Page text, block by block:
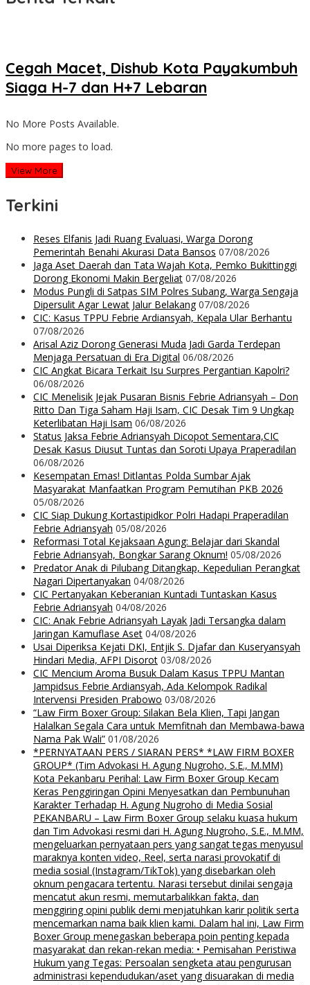
Cegah Macet, Dishub Kota Payakumbuh
Siaga H-7 dan H+7 Lebaran
No More Posts Available.
No more pages to load.
View More
Terkini
Reses Elfanis Jadi Ruang Evaluasi, Warga Dorong
Pemerintah Benahi Akurasi Data Bansos 07/08/2026
Jaga Aset Daerah dan Tata Wajah Kota, Pemko Bukittinggi
Dorong Ekonomi Makin Bergeliat 07/08/2026
Modus Pungli di Satpas SIM Polres Subang, Warga Sengaja
Dipersulit Agar Lewat Jalur Belakang 07/08/2026
CIC: Kasus TPPU Febrie Ardiansyah, Kepala Ular Berhantu
07/08/2026
Arisal Aziz Dorong Generasi Muda Jadi Garda Terdepan
Menjaga Persatuan di Era Digital 06/08/2026
CIC Angkat Bicara Terkait Isu Surpres Pergantian Kapolri?
06/08/2026
CIC Menelisik Jejak Pusaran Bisnis Febrie Adriansyah – Don
Ritto Dan Tiga Saham Haji Isam, CIC Desak Tim 9 Ungkap
Keterlibatan Haji Isam 06/08/2026
Status Jaksa Febrie Adriansyah Dicopot Sementara,CIC
Desak Kasus Diusut Tuntas dan Soroti Upaya Praperadilan
06/08/2026
Kesempatan Emas! Ditlantas Polda Sumbar Ajak
Masyarakat Manfaatkan Program Pemutihan PKB 2026
05/08/2026
CIC Siap Dukung Kortastipidkor Polri Hadapi Praperadilan
Febrie Adriansyah 05/08/2026
Reformasi Total Kejaksaan Agung: Belajar dari Skandal
Febrie Adriansyah, Bongkar Sarang Oknum! 05/08/2026
Predator Anak di Pilubang Ditangkap, Kepedulian Perangkat
Nagari Dipertanyakan 04/08/2026
CIC Pertanyakan Keberanian Kuntadi Tuntaskan Kasus
Febrie Adriansyah 04/08/2026
CIC: Anak Febrie Adriansyah Layak Jadi Tersangka dalam
Jaringan Kamuflase Aset 04/08/2026
Usai Diperiksa Kejati DKI, Entjik S. Djafar dan Kuseryansyah
Hindari Media, AFPI Disorot 03/08/2026
CIC Mencium Aroma Busuk Dalam Kasus TPPU Mantan
Jampidsus Febrie Ardiansyah, Ada Kelompok Radikal
Intervensi Presiden Prabowo 03/08/2026
“Law Firm Boxer Group: Silakan Bela Klien, Tapi Jangan
Halalkan Segala Cara untuk Memfitnah dan Membawa-bawa
Nama Pak Wali” 01/08/2026
*PERNYATAAN PERS / SIARAN PERS* *LAW FIRM BOXER
GROUP* (Tim Advokasi H. Agung Nugroho, S.E., M.MM)
Kota Pekanbaru Perihal: Law Firm Boxer Group Kecam
Keras Penggiringan Opini Menyesatkan dan Pembunuhan
Karakter Terhadap H. Agung Nugroho di Media Sosial
PEKANBARU – Law Firm Boxer Group selaku kuasa hukum
dan Tim Advokasi resmi dari H. Agung Nugroho, S.E., M.MM,
mengeluarkan pernyataan pers yang sangat tegas menyusul
maraknya konten video, Reel, serta narasi provokatif di
media sosial (Instagram/TikTok) yang disebarkan oleh
oknum pengacara tertentu. Narasi tersebut dinilai sengaja
mencatut akun resmi, memutarbalikkan fakta, dan
menggiring opini publik demi menjatuhkan karir politik serta
mencemarkan nama baik klien kami. Dalam hal ini, Law Firm
Boxer Group menegaskan beberapa poin penting kepada
masyarakat dan rekan-rekan media: • Pemisahan Peristiwa
Hukum yang Tegas: Persoalan sengketa atau pengurusan
administrasi kependudukan/aset yang disuarakan di media